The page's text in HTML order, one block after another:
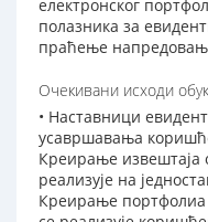
електронског
полазника за
праћење
Очекивани исходи
• Наставници
усавршавања
Креирање извештаја
реализује на
Креирање портфолиа